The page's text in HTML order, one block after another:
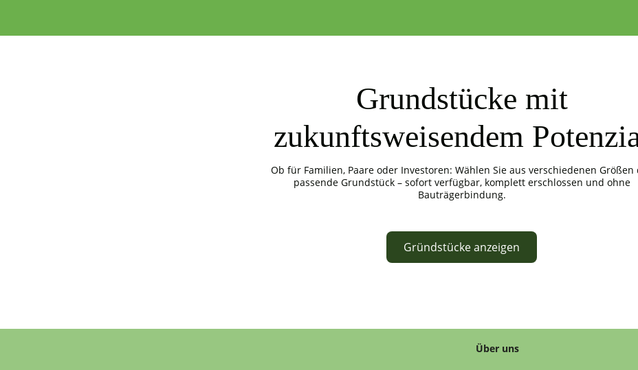
Grundstücke mit
zukunftsweisendem
Ob für Familien, Paare oder Investoren: Wählen Sie aus verschiedenen Größen
passende Grundstück – sofort verfügbar, komplett erschlossen und ohne
Bauträgerbindung.
Gründstücke anzeigen
Über uns